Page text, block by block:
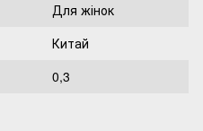
Для жінок
Китай
0,3